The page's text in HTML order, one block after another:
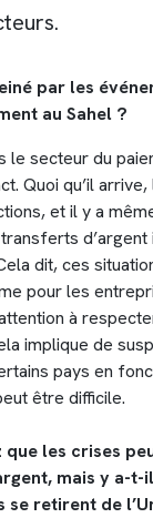
par les
au Sahel ?
le secteur du
Quoi qu’il
et il y a
d’argent
dit, ces
pour les
à
implique de
pays en
être difficile.
que les crises
mais y a-t-
se retirent de